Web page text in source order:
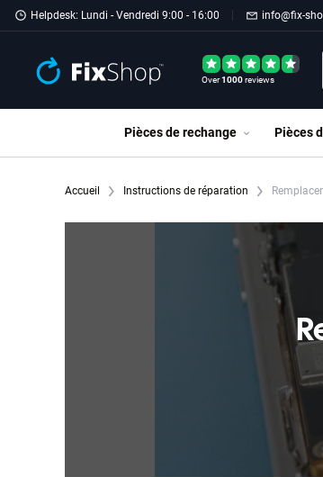
Passer au contenu principal
Helpdesk: Lundi - Vendredi 9:00 - 16:00 info@fix-
Over1000reviews
Pièces de rechange Pièces
Accueil Instructions de réparation